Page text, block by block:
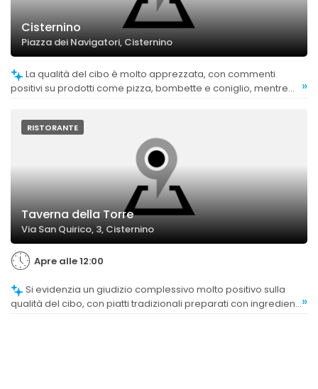
Cisternino
Piazza dei Navigatori, Cisternino
positivi su prodotti come pizza, bombette e coniglio, mentre
»
RISTORANTE
Taverna della Torre
Via San Quirico, 3, Cisternino
Apre alle 12:00
qualità del cibo, con piatti tradizionali preparati con ingredienti »